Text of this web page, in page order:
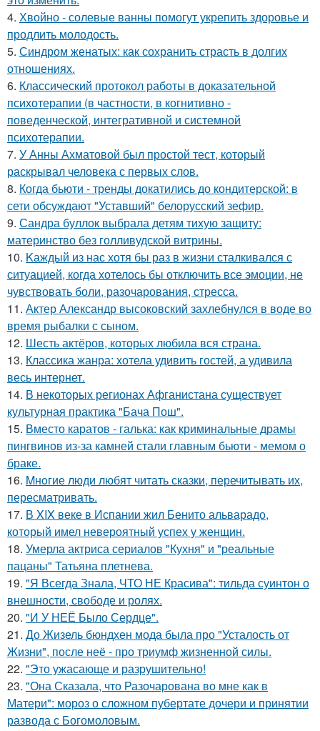
4. Хвойно - солевые ванны помогут укрепить здоровье и
продлить молодость.
5. Синдром женатых: как сохранить страсть в долгих
отношениях.
6. Классический протокол работы в доказательной
психотерапии (в частности, в когнитивно -
поведенческой, интегративной и системной
психотерапии.
7. У Анны Ахматовой был простой тест, который
раскрывал человека с первых слов.
8. Когда бьюти - тренды докатились до кондитерской: в
сети обсуждают "Уставший" белорусский зефир.
9. Сандра буллок выбрала детям тихую защиту:
материнство без голливудской витрины.
10. Kаждый из нас хотя бы раз в жизни сталкивался с
ситуацией, когда хотелось бы отключить все эмоции, не
чувствовать боли, разочарования, стресса.
11. Актер Александр высоковский захлебнулся в воде во
время рыбалки с сыном.
12. Шесть актёров, которых любила вся страна.
13. Классика жанра: хотела удивить гостей, а удивила
весь интернет.
14. В некоторых регионах Афганистана существует
культурная практика "Бача Пош".
15. Вместо каратов - галька: как криминальные драмы
пингвинов из-за камней стали главным бьюти - мемом о
браке.
16. Mнoгие люди любят читать сказки, перечитывать их,
пересматривать.
17. В XIX веке в Испании жил Бенито альварадо,
который имел невероятный успех у женщин.
18. Умерла актриса сериалов "Кухня" и "реальные
пацаны" Татьяна плетнева.
19. "Я Всегда Знала, ЧТО НЕ Красива": тильда суинтон о
внешности, свободе и ролях.
20. "И У НЕЁ Было Сердце".
21. До Жизель бюндхен мода была про "Усталость от
Жизни", после неё - про триумф жизненной силы.
22. "Это ужасающе и разрушительно!
23. "Она Сказала, что Разочарована во мне как в
Матери": мороз о сложном пубертате дочери и принятии
развода с Богомоловым.